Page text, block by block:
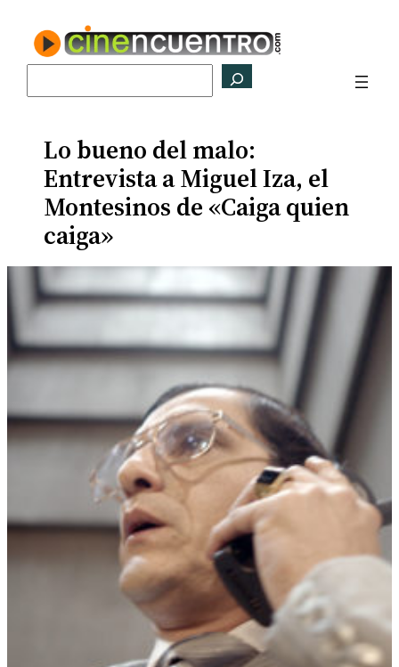
contenido
Lo bueno del malo:
Entrevista a Miguel Iza, el
Montesinos de «Caiga quien
caiga»